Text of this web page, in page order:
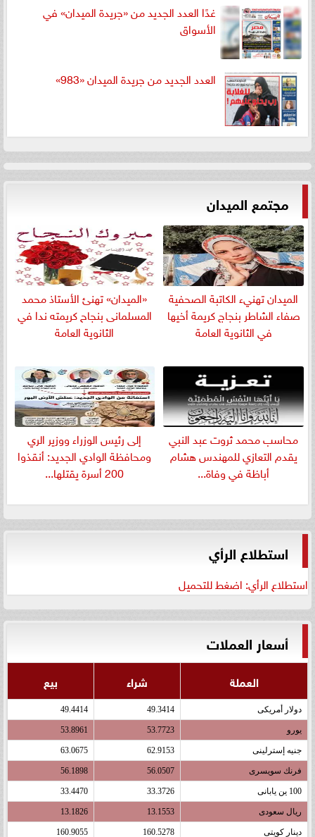
غدًا العدد الجديد من «جريدة الميدان» في
الأسواق
العدد الجديد من جريدة الميدان «983»
مجتمع الميدان
الميدان تهنيء الكاتبة الصحفية
صفاء الشاطر بنجاج كريمة أخيها
في الثانوية العامة
«الميدان» تهنئ الأستاذ محمد
المسلمانى بنجاح كريمته ندا في
الثانوية العامة
​محاسب محمد ثروت عبد النبي
يقدم التعازي للمهندس هشام
أباظة في وفاة...
إلى رئيس الوزراء ووزير الري
ومحافظة الوادي الجديد: أنقذوا
200 أسرة يقتلها...
استطلاع الرأي
استطلاع الرأي: اضغط للتحميل
أسعار العملات
العملة شراء بيع
دولار أمريكى 49.3414
49.4414
يورو 53.7723
53.8961
جنيه إسترلينى 62.9153
63.0675
فرنك سويسرى 56.0507
56.1898
100 ين يابانى 33.3726
33.4470
ريال سعودى 13.1553
13.1826
دينار كويتى 160.5278
160.9055